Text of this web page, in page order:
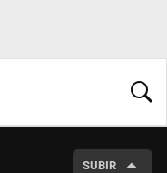
SUBIR